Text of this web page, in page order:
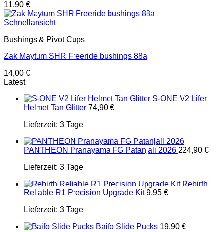
11,90 €
Schnellansicht
Bushings & Pivot Cups
Zak Maytum SHR Freeride bushings 88a
14,00 €
Latest
S-ONE V2 Lifer
Helmet Tan Glitter 74,90 €
Lieferzeit: 3 Tage
PANTHEON Pranayama FG Patanjali 2026 224,90 €
Lieferzeit: 3 Tage
Rebirth
Reliable R1 Precision Upgrade Kit 9,95 €
Lieferzeit: 3 Tage
Baifo Slide Pucks 19,90 €